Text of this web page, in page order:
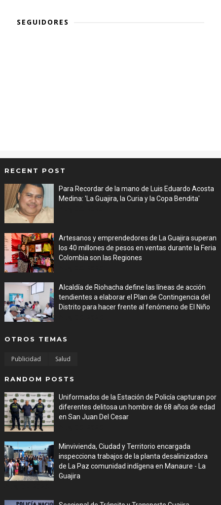
SEGUIDORES
RECENT POST
Para Recordar de la mano de Luis Eduardo Acosta
Medina: 'La Guajira, la Curia y la Copa Bendita'
Artesanos y emprendedores de La Guajira superan
los 40 millones de pesos en ventas durante la Feria
Colombia son las Regiones
Alcaldía de Riohacha define las líneas de acción
tendientes a elaborar el Plan de Contingencia del
Distrito para hacer frente al fenómeno de El Niño
OTROS TEMAS
Publicidad Salud
RANDOM POSTS
Uniformados de la Estación de Policía capturan por
diferentes delitosa un hombre de 68 años de edad
en San Juan Del Cesar
Minvivienda, Ciudad y Territorio encargada
inspecciona trabajos de la planta desalinizadora
de La Paz comunidad indígena en Manaure - La
Guajira